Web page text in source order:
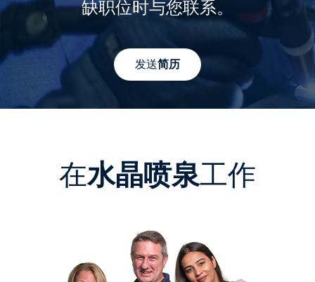
缺职位时与您联系。
发送简历
在水晶喷泉工作